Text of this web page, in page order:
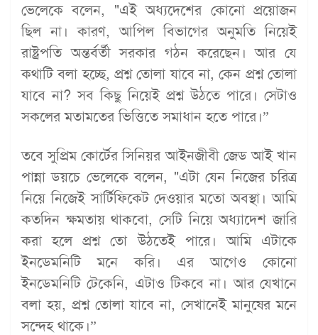
ভেলেকে বলেন, "এই অধ্যদেশের কোনো প্রয়োজন
ছিল না। কারণ, আপিল বিভাগের অনুমতি নিয়েই
রাষ্ট্রপতি অন্তর্বর্তী সরকার গঠন করেছেন। আর যে
কথাটি বলা হচ্ছে, প্রশ্ন তোলা যাবে না, কেন প্রশ্ন তোলা
যাবে না? সব কিছু নিয়েই প্রশ্ন উঠতে পারে। সেটাও
সকলের মতামতের ভিত্তিতে সমাধান হতে পারে।”
তবে সুপ্রিম কোর্টের সিনিয়র আইনজীবী জেড আই খান
পান্না ডয়চে ভেলেকে বলেন, "এটা যেন নিজের চরিত্র
নিয়ে নিজেই সার্টিফিকেট দেওয়ার মতো অবস্থা। আমি
কতদিন ক্ষমতায় থাকবো, সেটি নিয়ে অধ্যাদেশ জারি
করা হলে প্রশ্ন তো উঠতেই পারে। আমি এটাকে
ইনডেমনিটি মনে করি। এর আগেও কোনো
ইনডেমনিটি টেকেনি, এটাও টিকবে না। আর যেখানে
বলা হয়, প্রশ্ন তোলা যাবে না, সেখানেই মানুষের মনে
সন্দেহ থাকে।”